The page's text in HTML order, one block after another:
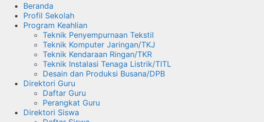
Beranda
Profil Sekolah
Program Keahlian
Teknik Penyempurnaan Tekstil
Teknik Komputer Jaringan/TKJ
Teknik Kendaraan Ringan/TKR
Teknik Instalasi Tenaga Listrik/TITL
Desain dan Produksi Busana/DPB
Direktori Guru
Daftar Guru
Perangkat Guru
Direktori Siswa